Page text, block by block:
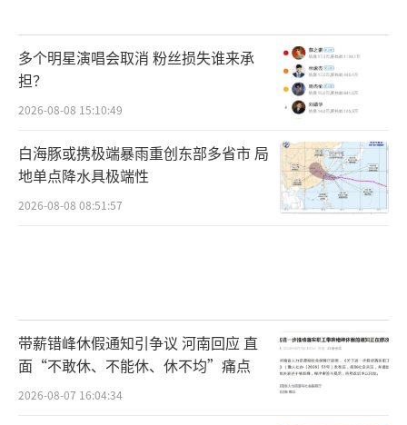
多个明星演唱会取消 粉丝损失谁来承
担？
2026-08-08 15:10:49
白海豚或携极端暴雨重创东部多省市 局
地单点降水具极端性
2026-08-08 08:51:57
带薪错峰休假通知引争议 河南回应 直
面“不敢休、不能休、休不均”痛点
2026-08-07 16:04:34